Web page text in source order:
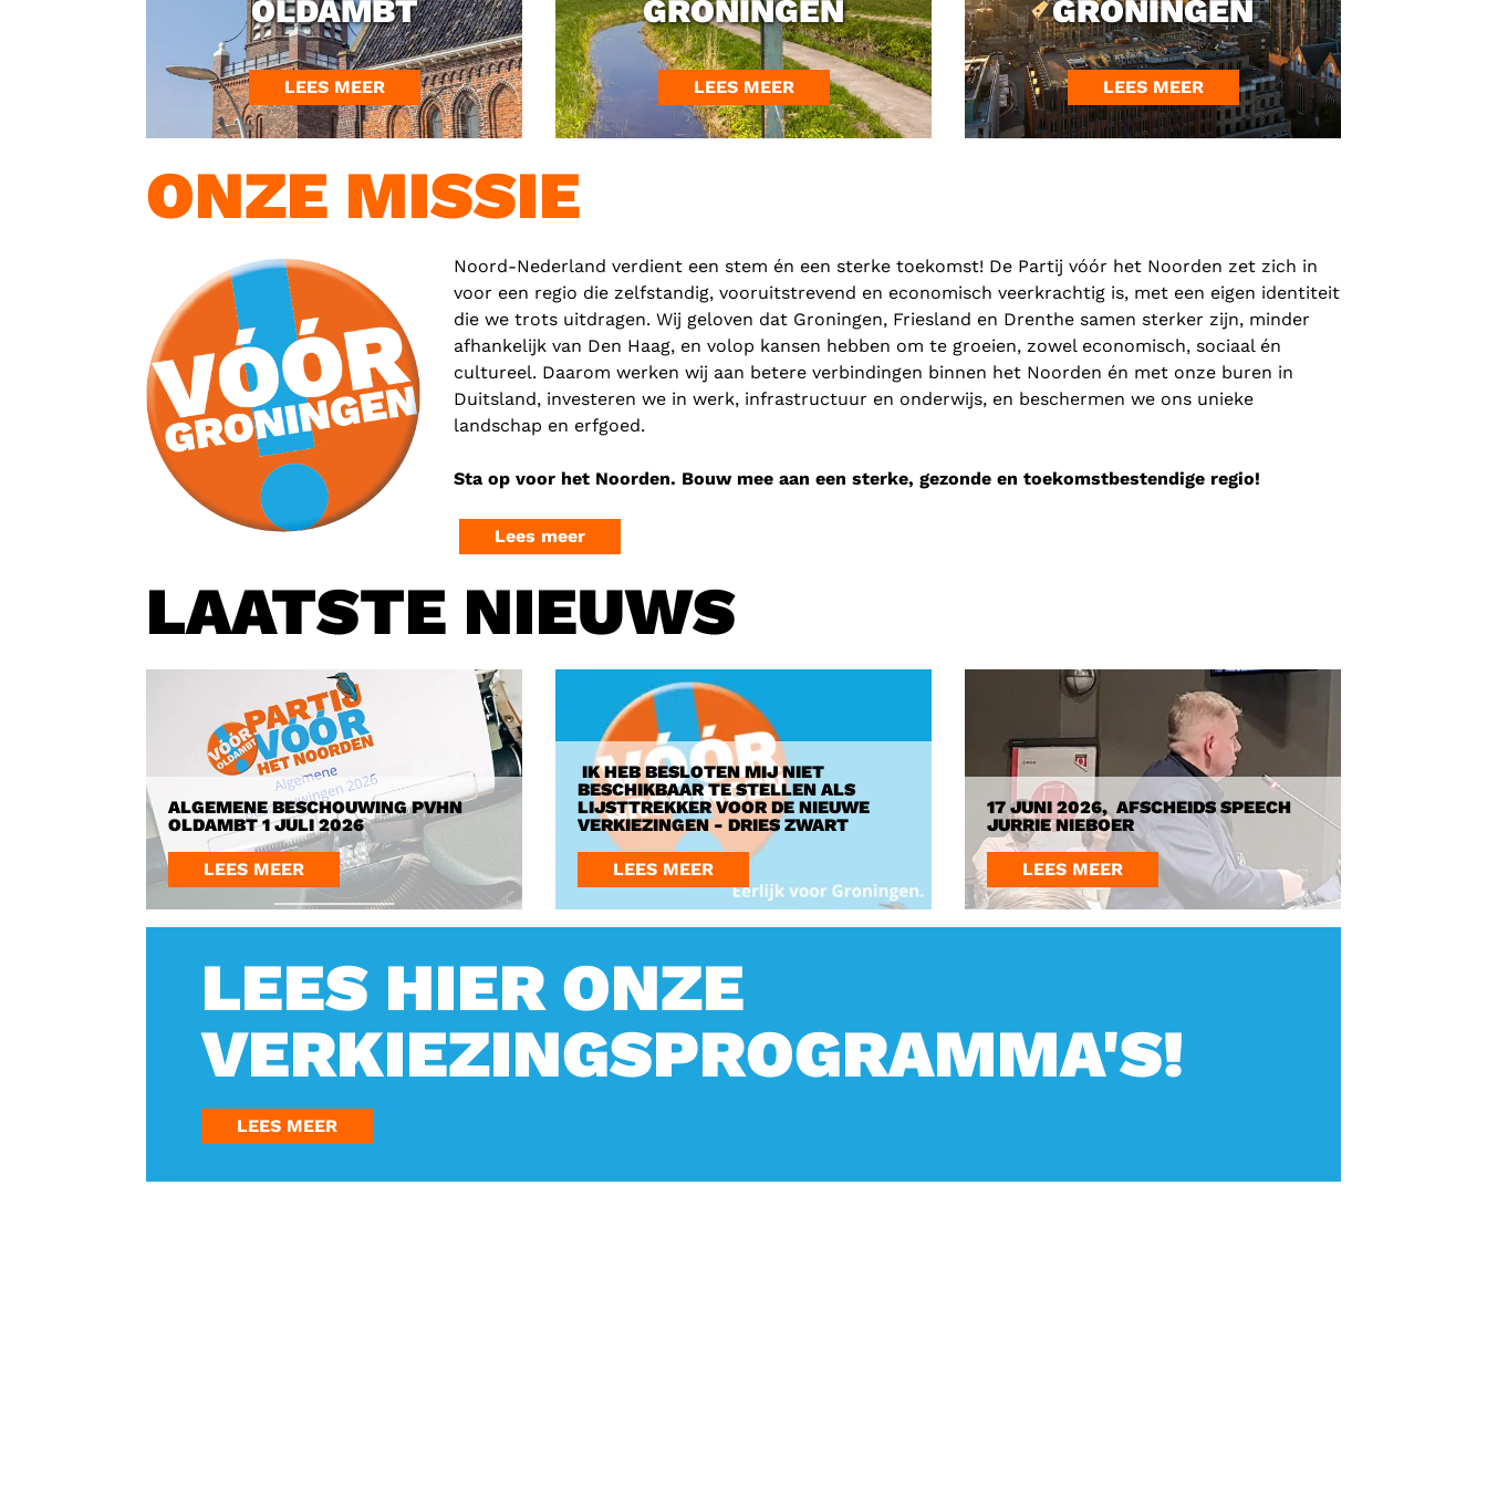
OLDAMBT
LEES MEER
GRONINGEN
LEES MEER
GRONINGEN
LEES MEER
ONZE MISSIE
Noord-Nederland verdient een stem én een sterke toekomst! De Partij vóór het Noorden zet zich in
voor een regio die zelfstandig, vooruitstrevend en economisch veerkrachtig is, met een eigen identiteit
die we trots uitdragen. Wij geloven dat Groningen, Friesland en Drenthe samen sterker zijn, minder
afhankelijk van Den Haag, en volop kansen hebben om te groeien, zowel economisch, sociaal én
cultureel. Daarom werken wij aan betere verbindingen binnen het Noorden én met onze buren in
Duitsland, investeren we in werk, infrastructuur en onderwijs, en beschermen we ons unieke
landschap en erfgoed.
Sta op voor het Noorden. Bouw mee aan een sterke, gezonde en toekomstbestendige regio!
Lees meer
LAATSTE NIEUWS
ALGEMENE BESCHOUWING PVHN
OLDAMBT 1 JULI 2026
LEES MEER
IK HEB BESLOTEN MIJ NIET
BESCHIKBAAR TE STELLEN ALS
LIJSTTREKKER VOOR DE NIEUWE
VERKIEZINGEN - DRIES ZWART
LEES MEER
17 JUNI 2026, AFSCHEIDS SPEECH
JURRIE NIEBOER
LEES MEER
LEES HIER ONZE
VERKIEZINGSPROGRAMMA'S!
LEES MEER